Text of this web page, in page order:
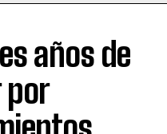
años de
por